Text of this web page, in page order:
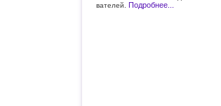
вателей. Подробнее...